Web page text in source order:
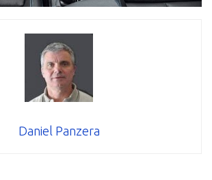
Daniel Panzera